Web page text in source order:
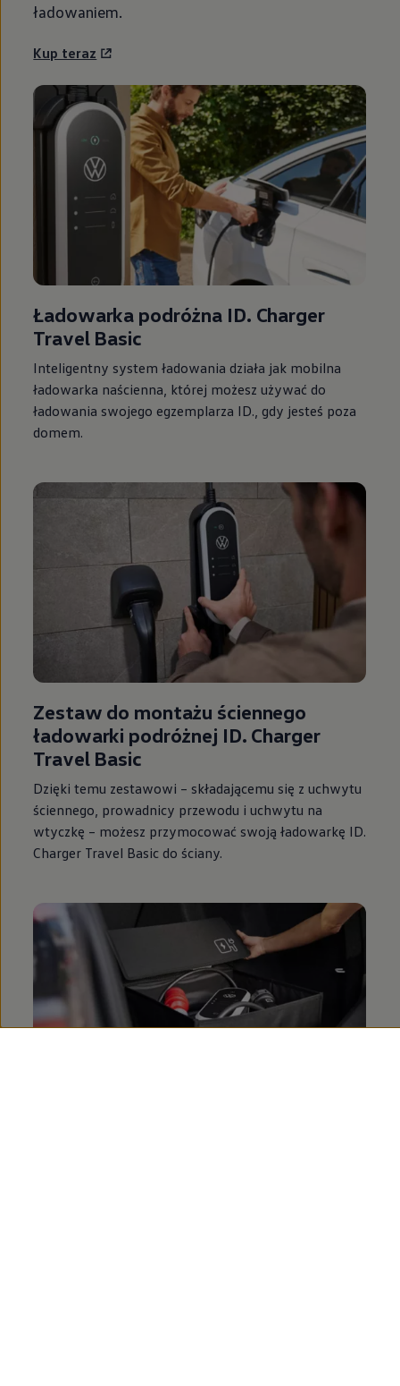
ładowaniem.
Kup teraz
Ładowarka podróżna ID. Charger
Travel Basic
Inteligentny system ładowania działa jak mobilna
ładowarka naścienna, której możesz używać do
ładowania swojego egzemplarza ID., gdy jesteś poza
domem.
Zestaw do montażu ściennego
ładowarki podróżnej ID. Charger
Travel Basic
Dzięki temu zestawowi – składającemu się z uchwytu
ściennego, prowadnicy przewodu i uchwytu na
wtyczkę – możesz przymocować swoją ładowarkę ID.
Charger Travel Basic do ściany.